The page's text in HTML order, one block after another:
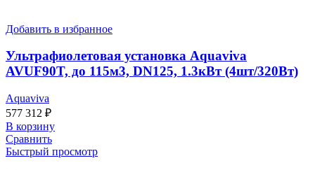
Добавить в избранное
Ультрафиолетовая установка Aquaviva
AVUF90T, до 115м3, DN125, 1.3кВт (4шт/320Вт)
Aquaviva
577 312 ₽
В корзину
Сравнить
Быстрый просмотр